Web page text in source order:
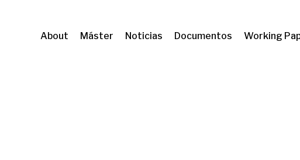
About Máster Noticias Documentos Working